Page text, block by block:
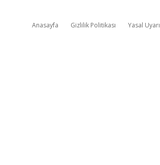
Anasayfa Gizlilik Politikası Yasal Uyarı